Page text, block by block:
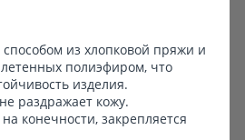
из хлопковой пряжи и
полиэфиром, что
изделия.
раздражает кожу.
конечности, закрепляется